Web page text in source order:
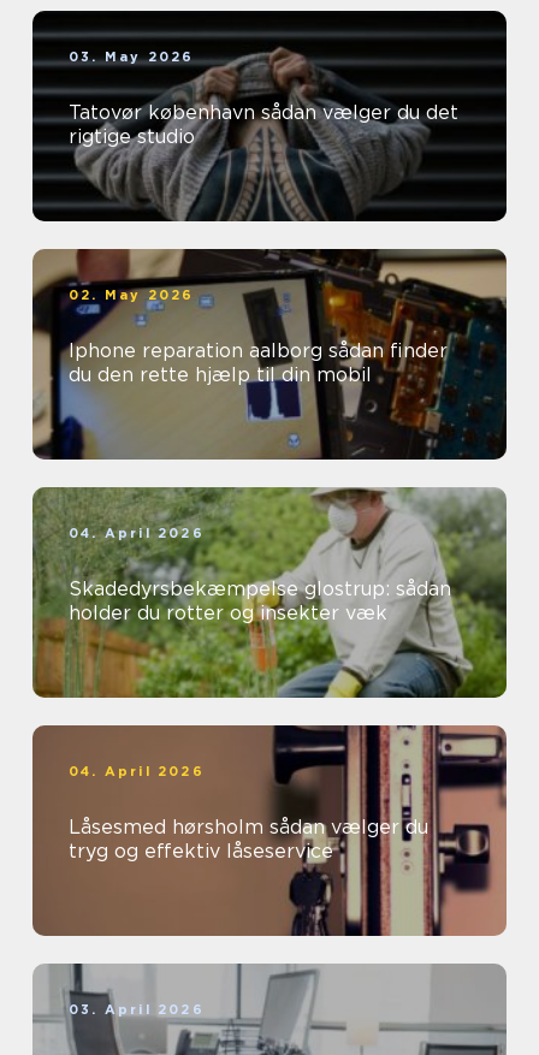
03. May 2026
Tatovør københavn sådan vælger du det
rigtige studio
02. May 2026
Iphone reparation aalborg sådan finder
du den rette hjælp til din mobil
04. April 2026
Skadedyrsbekæmpelse glostrup: sådan
holder du rotter og insekter væk
04. April 2026
Låsesmed hørsholm sådan vælger du
tryg og effektiv låseservice
03. April 2026